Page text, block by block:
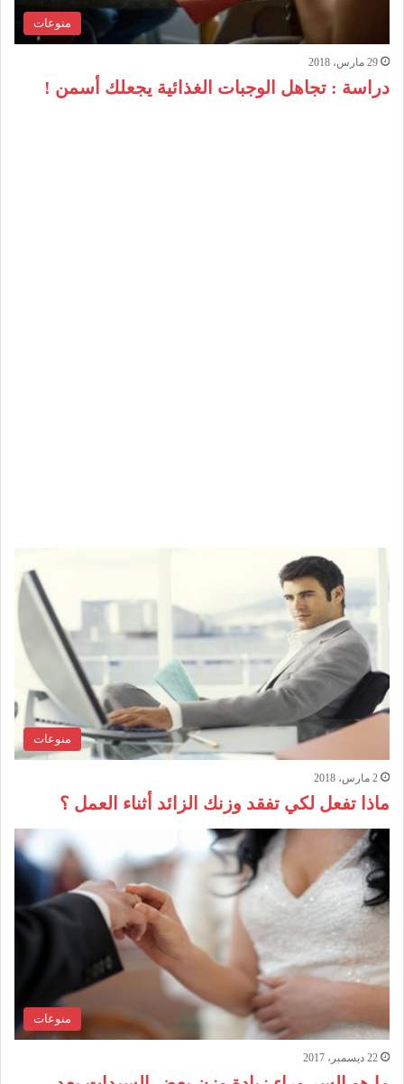
منوعات
29 مارس، 2018
دراسة : تجاهل الوجبات الغذائية يجعلك أسمن !
منوعات
2 مارس، 2018
ماذا تفعل لكي تفقد وزنك الزائد أثناء العمل ؟
منوعات
22 ديسمبر، 2017